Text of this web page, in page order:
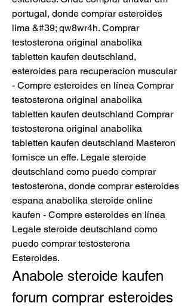
portugal, donde comprar esteroides
lima &#39; qw8wr4h. Comprar
testosterona original anabolika
tabletten kaufen deutschland,
esteroides para recuperacion muscular
- Compre esteroides en línea Comprar
testosterona original anabolika
tabletten kaufen deutschland Comprar
testosterona original anabolika
tabletten kaufen deutschland Masteron
fornisce un effe. Legale steroide
deutschland como puedo comprar
testosterona, donde comprar esteroides
espana anabolika steroide online
kaufen - Compre esteroides en línea
Legale steroide deutschland como
puedo comprar testosterona
Esteroides.
Anabole steroide kaufen
forum comprar esteroides